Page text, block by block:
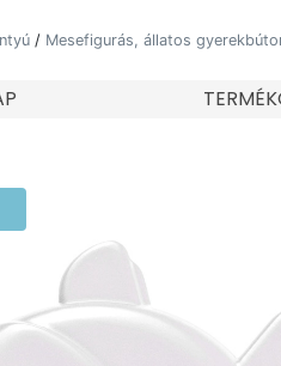
/ Mesefigurás, állatos